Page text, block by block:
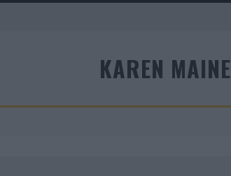
KAREN MAINE